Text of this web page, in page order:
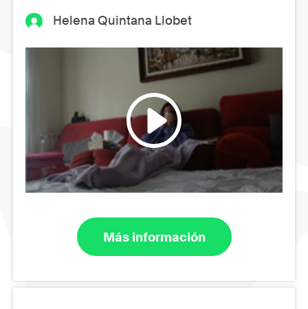
Helena Quintana Llobet
Más información